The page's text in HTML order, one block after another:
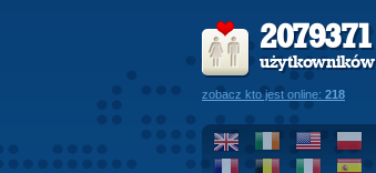
2079371
użytkowników
zobacz kto jest online: 218